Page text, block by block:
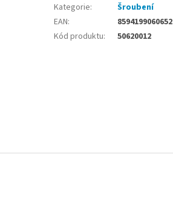
Kategorie:
Šroubení
EAN:
8594199060652
Kód produktu: 50620012